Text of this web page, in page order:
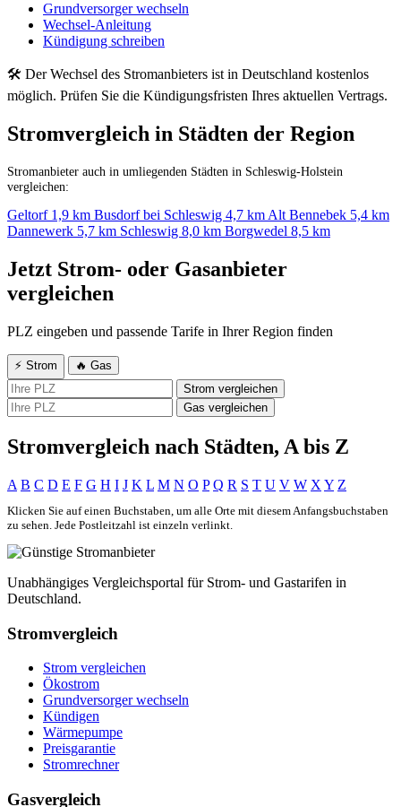
Grundversorger wechseln
Wechsel-Anleitung
Kündigung schreiben
🛠 Der Wechsel des Stromanbieters ist in Deutschland kostenlos
möglich. Prüfen Sie die Kündigungsfristen Ihres aktuellen Vertrags.
Stromvergleich in Städten der Region
Stromanbieter auch in umliegenden Städten in Schleswig-Holstein
vergleichen:
Geltorf 1,9 km Busdorf bei Schleswig 4,7 km Alt Bennebek 5,4 km
Dannewerk 5,7 km Schleswig 8,0 km Borgwedel 8,5 km
Jetzt Strom- oder Gasanbieter
vergleichen
PLZ eingeben und passende Tarife in Ihrer Region finden
⚡ Strom
🔥 Gas
Strom vergleichen
Gas vergleichen
Stromvergleich nach Städten, A bis Z
A B C D E F G H I J K L M N O P Q R S T U V W X Y Z
Klicken Sie auf einen Buchstaben, um alle Orte mit diesem Anfangsbuchstaben
zu sehen. Jede Postleitzahl ist einzeln verlinkt.
Unabhängiges Vergleichsportal für Strom- und Gastarifen in
Deutschland.
Stromvergleich
Strom vergleichen
Ökostrom
Grundversorger wechseln
Kündigen
Wärmepumpe
Preisgarantie
Stromrechner
Gasvergleich